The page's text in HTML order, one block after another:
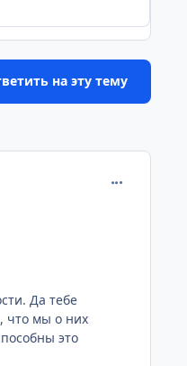
на эту тему
Да тебе
что мы о них
это